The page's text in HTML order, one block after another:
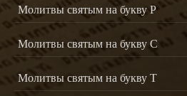
Молитвы святым на букву Р
Молитвы святым на букву С
Молитвы святым на букву Т